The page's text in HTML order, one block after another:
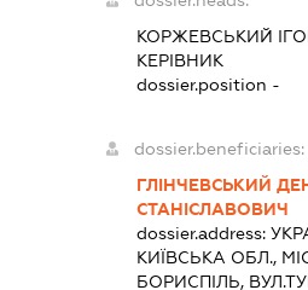
КОРЖЕВСЬКИЙ
КЕРІВНИК
dossier.position -
dossier.beneficiaries:
ГЛІНЧЕВСЬКИЙ
СТАНІСЛАВОВИЧ
dossier.address:
КИЇВСЬКА ОБЛ.,
БОРИСПІЛЬ,